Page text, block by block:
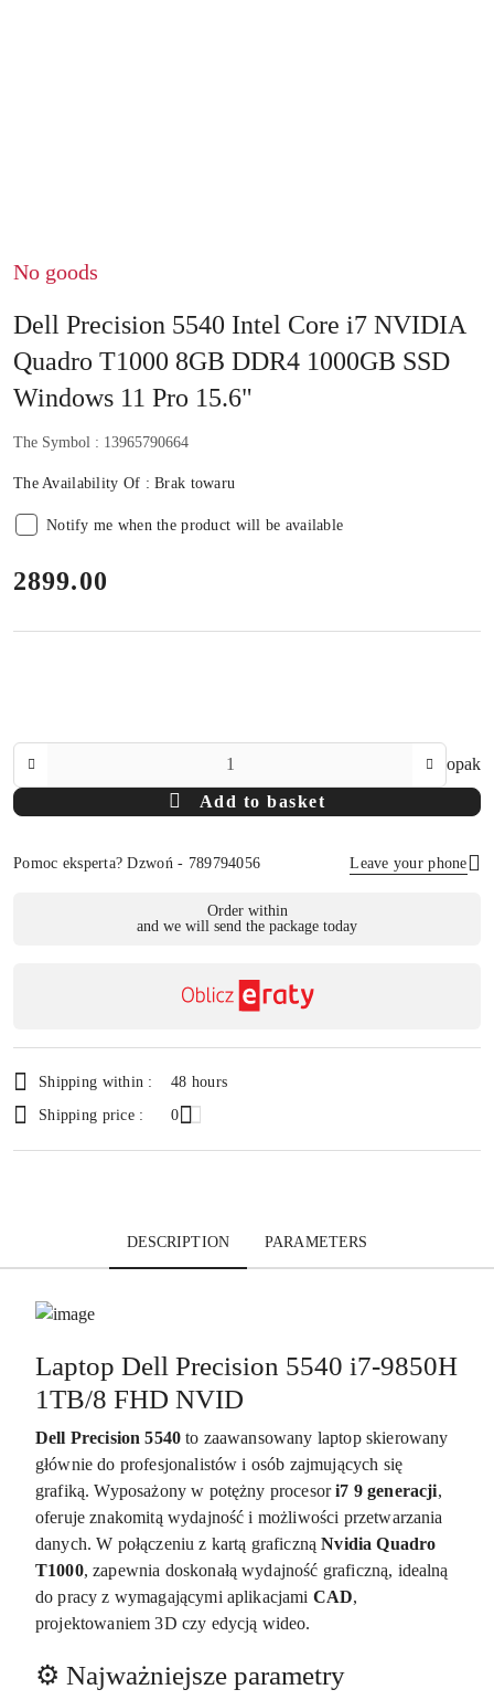
No goods
Dell Precision 5540 Intel Core i7 NVIDIA
Quadro T1000 8GB DDR4 1000GB SSD
Windows 11 Pro 15.6"
The Symbol : 13965790664
The Availability Of :Brak towaru
Notify me when the product will be available
price:
2899.00
opak
Add to basket
Pomoc eksperta? Dzwoń - 789794056 Leave your phone
Order within
and we will send the package today
Shipping within :
48 hours
Shipping price :
0
DESCRIPTION PARAMETERS
Laptop Dell Precision 5540 i7-9850H
1TB/8 FHD NVID
Dell Precision 5540 to zaawansowany laptop skierowany
głównie do profesjonalistów i osób zajmujących się
grafiką. Wyposażony w potężny procesori7 9 generacji,
oferuje znakomitą wydajność i możliwości przetwarzania
danych. W połączeniu z kartą graficznąNvidia Quadro
T1000, zapewnia doskonałą wydajność graficzną, idealną
do pracy z wymagającymi aplikacjami CAD,
projektowaniem 3D czy edycją wideo.
⚙️ Najważniejsze parametry